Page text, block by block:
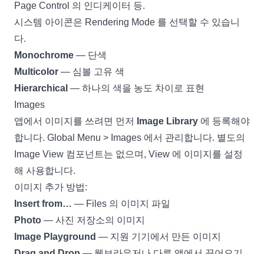
Page Control 의 인디케이터 등.
시스템 아이콘은 Rendering Mode 를 선택할 수 있습니
다.
Monochrome — 단색
Multicolor — 심볼 고유 색
Hierarchical — 하나의 색을 농도 차이로 표현
Images
앱에서 이미지를 쓰려면 먼저
Image Library 에 등록해야
합니다. Global Menu > Images 에서 관리합니다. 별도의
Image View 컴포넌트는 없으며, View 에 이미지를 설정
해 사용합니다.
이미지 추가 방법:
Insert from… — Files 의 이미지 파일
Photo — 사진 저장소의 이미지
Image Playground — 지원 기기에서 만든 이미지